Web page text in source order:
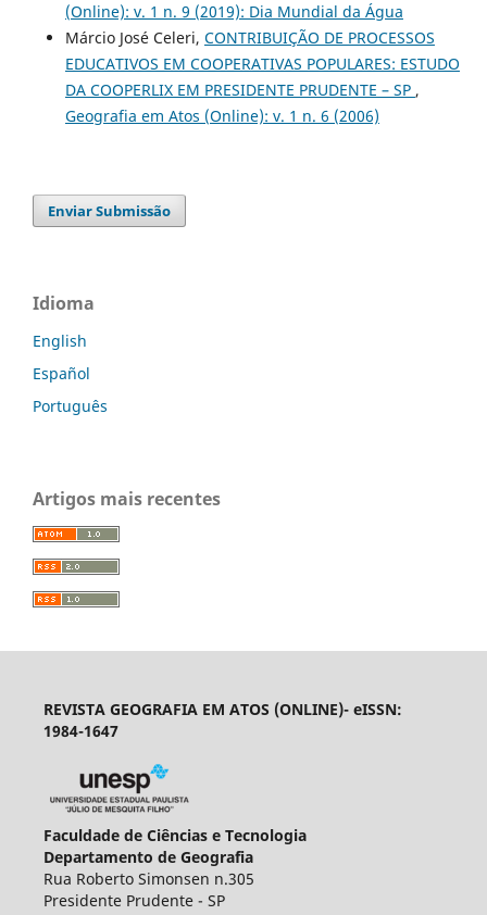
(Online): v. 1 n. 9 (2019): Dia Mundial da Água
Márcio José Celeri, CONTRIBUIÇÃO DE PROCESSOS
EDUCATIVOS EM COOPERATIVAS POPULARES: ESTUDO
DA COOPERLIX EM PRESIDENTE PRUDENTE – SP ,
Geografia em Atos (Online): v. 1 n. 6 (2006)
Enviar Submissão
Idioma
English
Español
Português
Artigos mais recentes
REVISTA GEOGRAFIA EM ATOS (ONLINE)- eISSN:
1984-1647
Faculdade de Ciências e Tecnologia
Departamento de Geografia
Rua Roberto Simonsen n.305
Presidente Prudente - SP